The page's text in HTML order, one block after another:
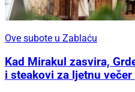
Ove subote u Zablaću
Kad Mirakul zasvira,
i steakovi za ljetnu